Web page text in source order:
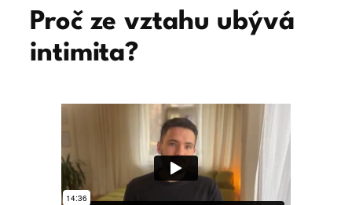
Proč ze vztahu ubývá
intimita?